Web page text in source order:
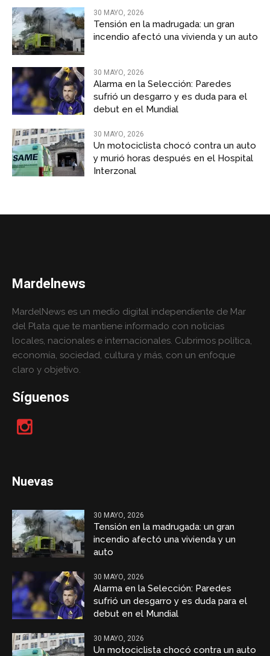
30 MAYO, 2026
Tensión en la madrugada: un gran
incendio afectó una vivienda y un auto
30 MAYO, 2026
Alarma en la Selección: Paredes
sufrió un desgarro y es duda para el
debut en el Mundial
30 MAYO, 2026
Un motociclista chocó contra un auto
y murió horas después en el Hospital
Interzonal
Mardelnews
MardelNews es un medio digital independiente de Mar
del Plata que te mantiene informado con noticias
locales, nacionales e internacionales. Cubrimos política,
economía, sociedad, cultura y más, con un enfoque
claro y objetivo.
Síguenos
Nuevas
30 MAYO, 2026
Tensión en la madrugada: un gran
incendio afectó una vivienda y un
auto
30 MAYO, 2026
Alarma en la Selección: Paredes
sufrió un desgarro y es duda para el
debut en el Mundial
30 MAYO, 2026
Un motociclista chocó contra un auto